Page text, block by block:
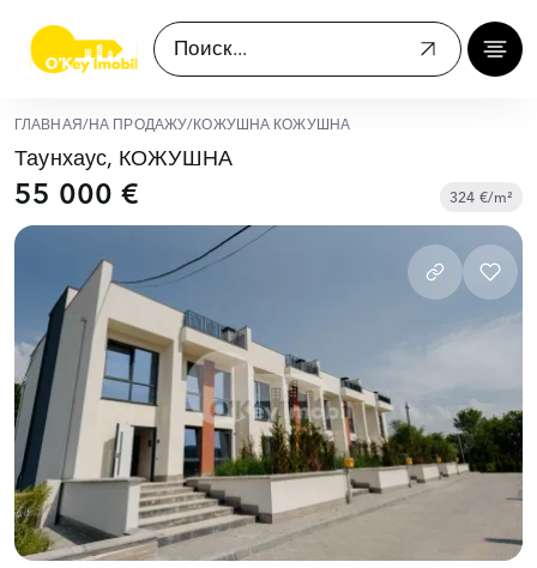
ГЛАВНАЯ/ НА ПРОДАЖУ/ КОЖУШНА КОЖУШНА
Таунхаус, КОЖУШНА
55 000 € 324 €/m²